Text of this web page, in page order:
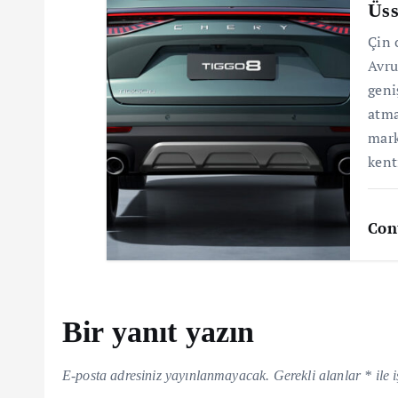
Çin
Bir yanıt yazın
E-posta adresiniz yayınlanmayacak. Gerekli alanlar * ile